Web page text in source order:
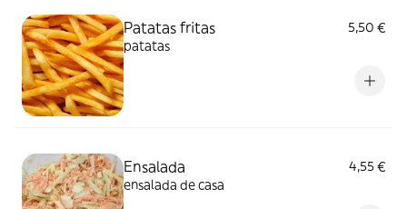
Patatas fritas
5,50 €
patatas
Ensalada
4,55 €
ensalada de casa